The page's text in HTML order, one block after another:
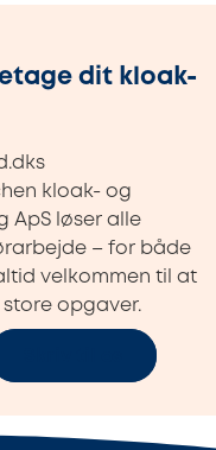
dit kloak-
kloak- og
ApS løser alle
– for både
velkommen til at
opgaver.